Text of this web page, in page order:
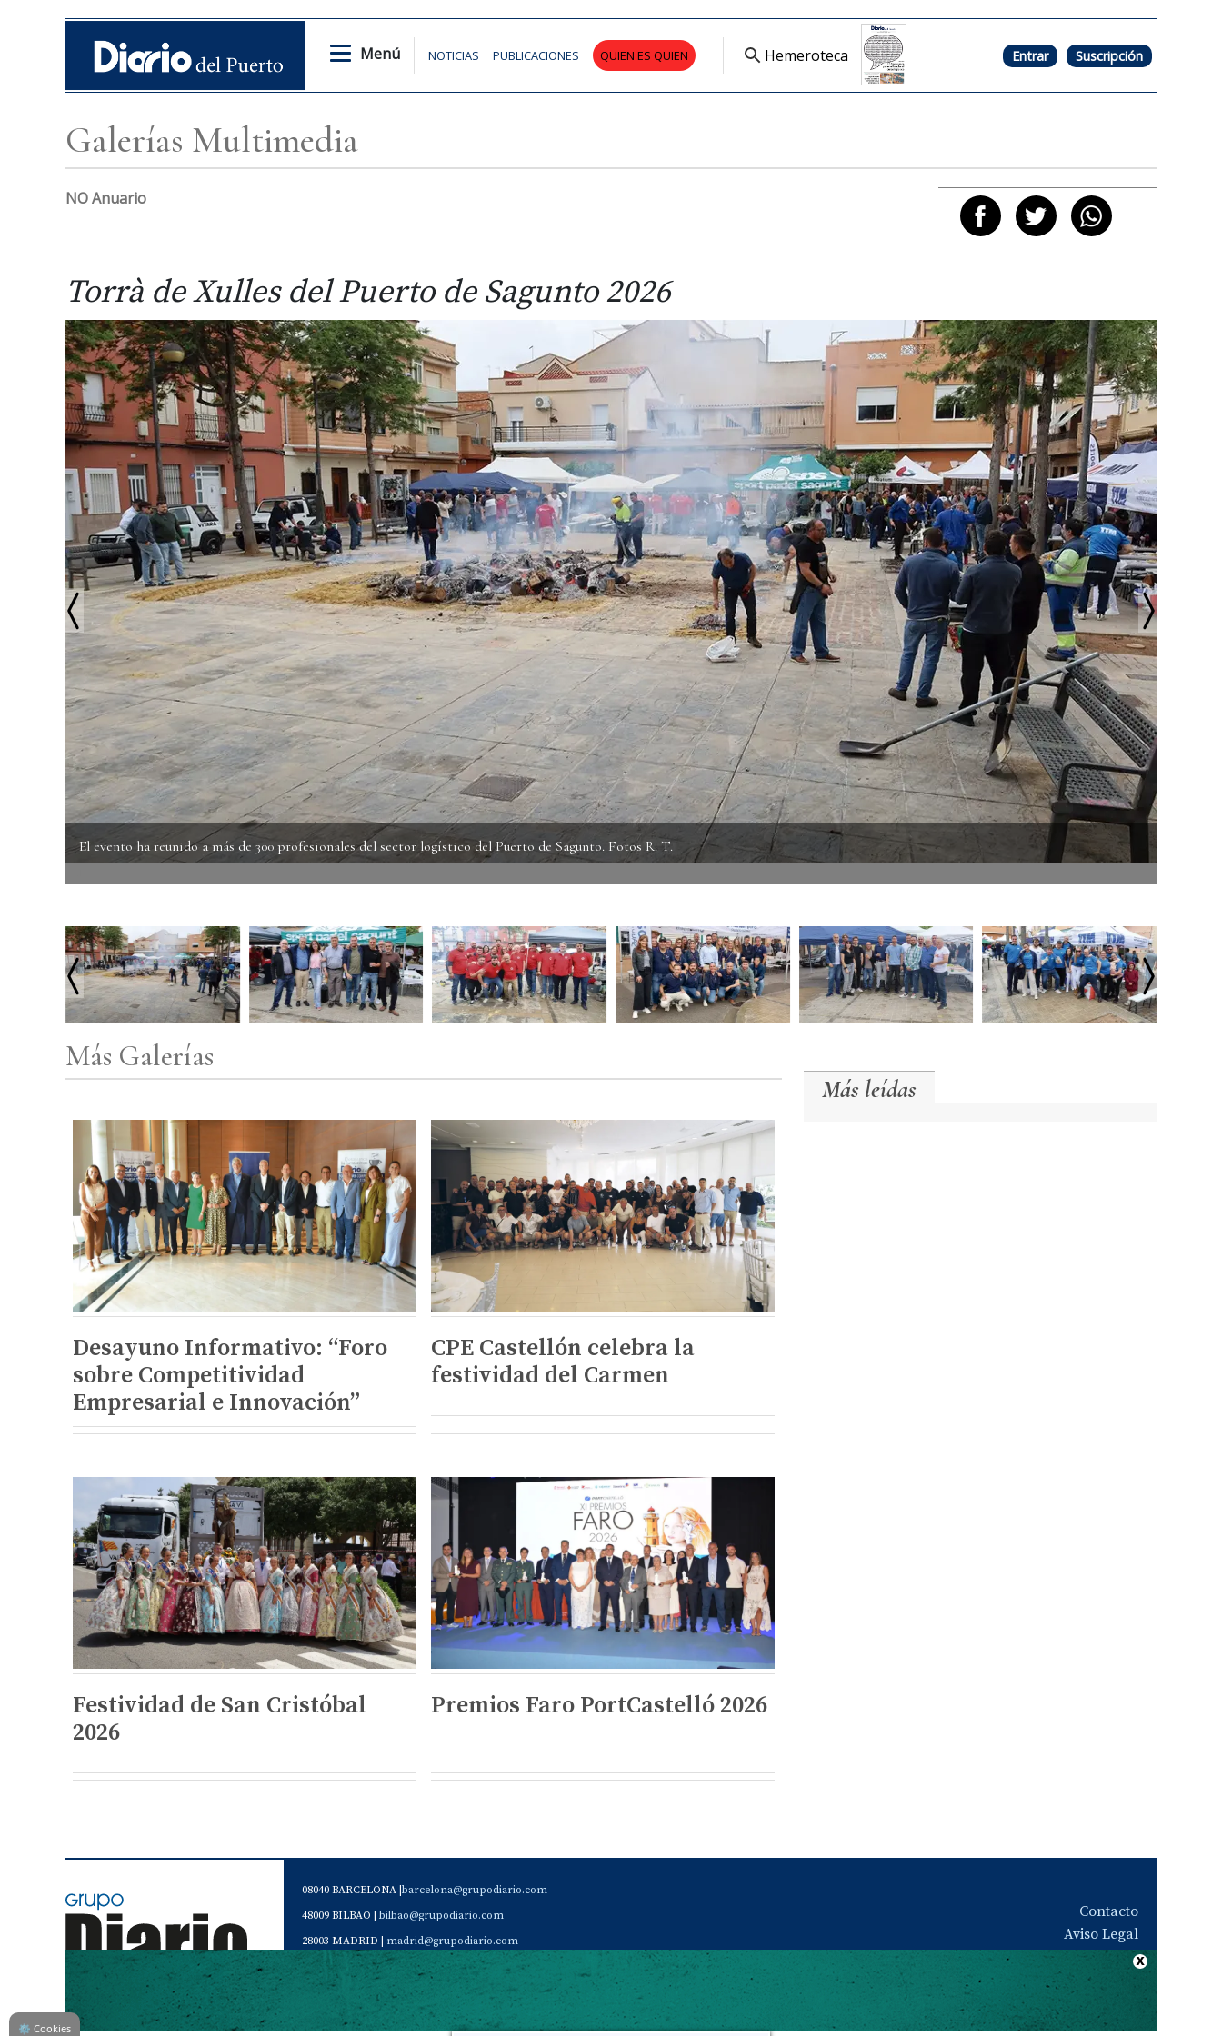
Menú NOTICIAS PUBLICACIONES QUIEN ES QUIEN Hemeroteca Entrar Suscripción
Galerías Multimedia
NO Anuario
Torrà de Xulles del Puerto de Sagunto 2026
El evento ha reunido a más de 300 profesionales del sector logístico del Puerto de Sagunto. Fotos R. T.
Más Galerías
Desayuno Informativo: “Foro
sobre Competitividad
Empresarial e Innovación”
CPE Castellón celebra la
festividad del Carmen
Festividad de San Cristóbal
2026
Premios Faro PortCastelló 2026
Más leídas
08040 BARCELONA | barcelona@grupodiario.com
48009 BILBAO | bilbao@grupodiario.com
28003 MADRID | madrid@grupodiario.com
46120 Alboraya. VALENCIA | valencia@grupodiario.com
Servicio de Atención al Socio Suscriptor | sas@grupodiario.com
Teléfono de contacto de Diario del Puerto: 96 330 18 32
Contacto
Aviso Legal
Quiénes somos
Política de privacidad
⚙ Cookies